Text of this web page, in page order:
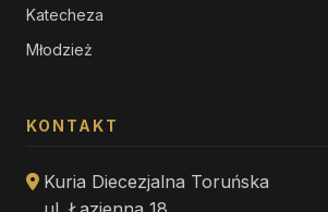
Katecheza
Młodzież
KONTAKT
Kuria Diecezjalna Toruńska